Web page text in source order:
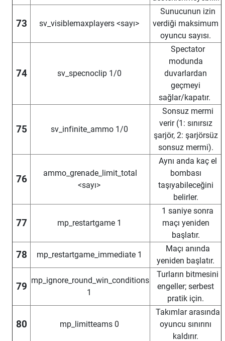
73 sv_visiblemaxplayers <sayı>
Sunucunun izin
verdiği maksimum
oyuncu sayısı.
74 sv_specnoclip 1/0
Spectator
modunda
duvarlardan
geçmeyi
sağlar/kapatır.
75 sv_infinite_ammo 1/0
Sonsuz mermi
verir (1: sınırsız
şarjör, 2: şarjörsüz
sonsuz mermi).
76
ammo_grenade_limit_total
<sayı>
Aynı anda kaç el
bombası
taşıyabileceğini
belirler.
77 mp_restartgame 1
1 saniye sonra
maçı yeniden
başlatır.
78 mp_restartgame_immediate 1
Maçı anında
yeniden başlatır.
79
mp_ignore_round_win_conditions
1
Turların bitmesini
engeller; serbest
pratik için.
80 mp_limitteams 0
Takımlar arasında
oyuncu sınırını
kaldırır.